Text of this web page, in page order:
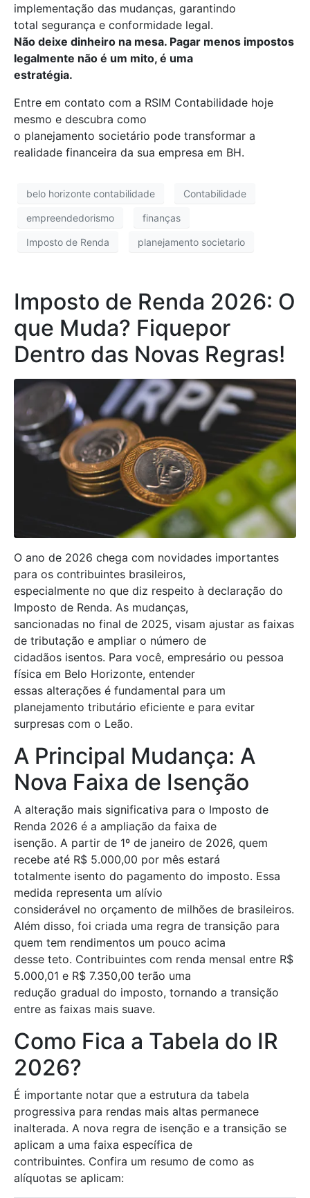
implementação das mudanças, garantindo
total segurança e conformidade legal.
Não deixe dinheiro na mesa. Pagar menos impostos
legalmente não é um mito, é uma
estratégia.
Entre em contato com a RSIM Contabilidade hoje
mesmo e descubra como
o planejamento societário pode transformar a
realidade financeira da sua empresa em BH.
belo horizonte contabilidade Contabilidade
empreendedorismo finanças
Imposto de Renda planejamento societario
Imposto de Renda 2026: O
que Muda? Fiquepor
Dentro das Novas Regras!
O ano de 2026 chega com novidades importantes
para os contribuintes brasileiros,
especialmente no que diz respeito à declaração do
Imposto de Renda. As mudanças,
sancionadas no final de 2025, visam ajustar as faixas
de tributação e ampliar o número de
cidadãos isentos. Para você, empresário ou pessoa
física em Belo Horizonte, entender
essas alterações é fundamental para um
planejamento tributário eficiente e para evitar
surpresas com o Leão.
A Principal Mudança: A
Nova Faixa de Isenção
A alteração mais significativa para o Imposto de
Renda 2026 é a ampliação da faixa de
isenção. A partir de 1º de janeiro de 2026, quem
recebe até R$ 5.000,00 por mês estará
totalmente isento do pagamento do imposto. Essa
medida representa um alívio
considerável no orçamento de milhões de brasileiros.
Além disso, foi criada uma regra de transição para
quem tem rendimentos um pouco acima
desse teto. Contribuintes com renda mensal entre R$
5.000,01 e R$ 7.350,00 terão uma
redução gradual do imposto, tornando a transição
entre as faixas mais suave.
Como Fica a Tabela do IR
2026?
É importante notar que a estrutura da tabela
progressiva para rendas mais altas permanece
inalterada. A nova regra de isenção e a transição se
aplicam a uma faixa específica de
contribuintes. Confira um resumo de como as
alíquotas se aplicam: